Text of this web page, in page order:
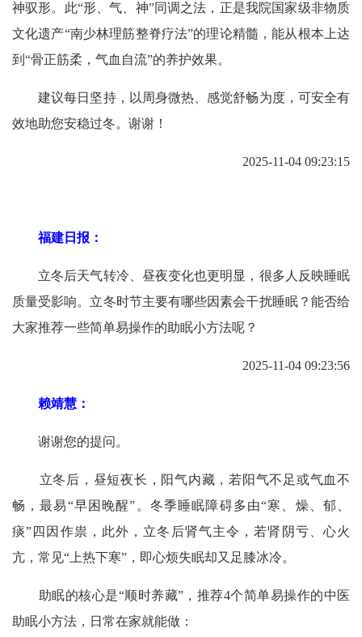
神驭形。此“形、气、神”同调之法，正是我院国家级非物质
文化遗产“南少林理筋整脊疗法”的理论精髓，能从根本上达
到“骨正筋柔，气血自流”的养护效果。
建议每日坚持，以周身微热、感觉舒畅为度，可安全有
效地助您安稳过冬。谢谢！
2025-11-04 09:23:15
福建日报：
立冬后天气转冷、昼夜变化也更明显，很多人反映睡眠
质量受影响。立冬时节主要有哪些因素会干扰睡眠？能否给
大家推荐一些简单易操作的助眠小方法呢？
2025-11-04 09:23:56
赖靖慧：
谢谢您的提问。
立冬后，昼短夜长，阳气内藏，若阳气不足或气血不
畅，最易“早困晚醒”。冬季睡眠障碍多由“寒、燥、郁、
痰”四因作祟，此外，立冬后肾气主令，若肾阴亏、心火
亢，常见“上热下寒”，即心烦失眠却又足膝冰冷。
助眠的核心是“顺时养藏”，推荐4个简单易操作的中医
助眠小方法，日常在家就能做：